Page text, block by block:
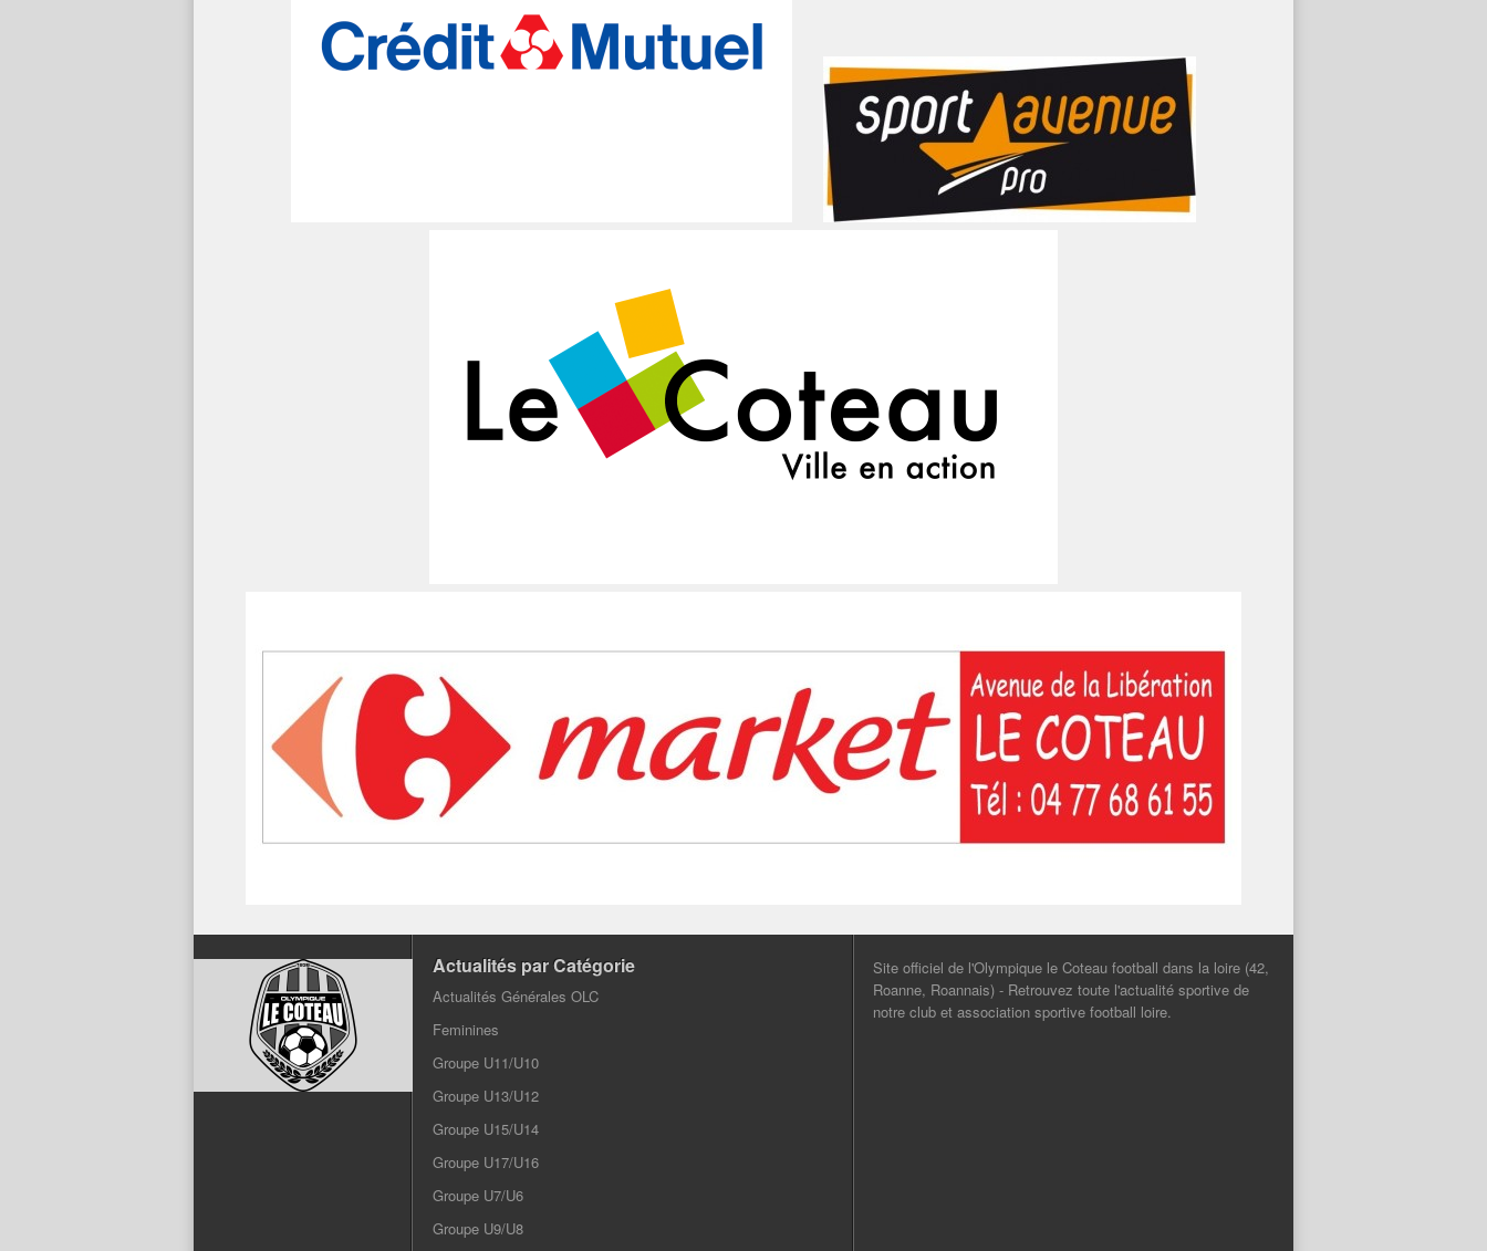
Actualités par Catégorie
Actualités Générales OLC
Feminines
Groupe U11/U10
Groupe U13/U12
Groupe U15/U14
Groupe U17/U16
Groupe U7/U6
Groupe U9/U8
Site officiel de l'Olympique le Coteau football dans la loire (42,
Roanne, Roannais) - Retrouvez toute l'actualité sportive de
notre club et association sportive football loire.